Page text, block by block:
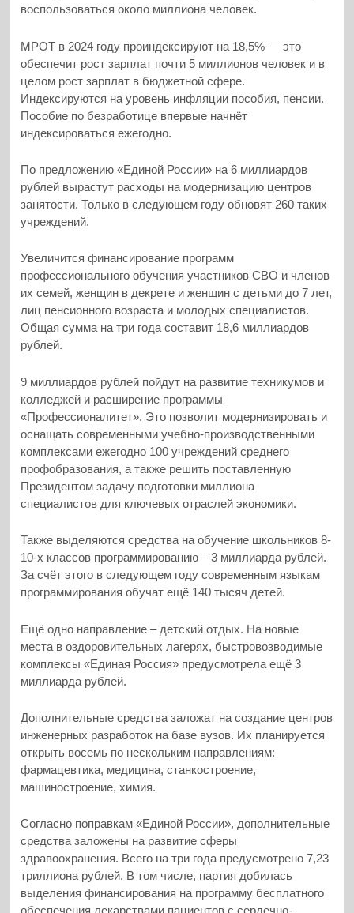
воспользоваться около миллиона человек.
МРОТ в 2024 году проиндексируют на 18,5% — это
обеспечит рост зарплат почти 5 миллионов человек и в
целом рост зарплат в бюджетной сфере.
Индексируются на уровень инфляции пособия, пенсии.
Пособие по безработице впервые начнёт
индексироваться ежегодно.
По предложению «Единой России» на 6 миллиардов
рублей вырастут расходы на модернизацию центров
занятости. Только в следующем году обновят 260 таких
учреждений.
Увеличится финансирование программ
профессионального обучения участников СВО и членов
их семей, женщин в декрете и женщин с детьми до 7 лет,
лиц пенсионного возраста и молодых специалистов.
Общая сумма на три года составит 18,6 миллиардов
рублей.
9 миллиардов рублей пойдут на развитие техникумов и
колледжей и расширение программы
«Профессионалитет». Это позволит модернизировать и
оснащать современными учебно-производственными
комплексами ежегодно 100 учреждений среднего
профобразования, а также решить поставленную
Президентом задачу подготовки миллиона
специалистов для ключевых отраслей экономики.
Также выделяются средства на обучение школьников 8-
10-х классов программированию – 3 миллиарда рублей.
За счёт этого в следующем году современным языкам
программирования обучат ещё 140 тысяч детей.
Ещё одно направление – детский отдых. На новые
места в оздоровительных лагерях, быстровозводимые
комплексы «Единая Россия» предусмотрела ещё 3
миллиарда рублей.
Дополнительные средства заложат на создание центров
инженерных разработок на базе вузов. Их планируется
открыть восемь по нескольким направлениям:
фармацевтика, медицина, станкостроение,
машиностроение, химия.
Согласно поправкам «Единой России», дополнительные
средства заложены на развитие сферы
здравоохранения. Всего на три года предусмотрено 7,23
триллиона рублей. В том числе, партия добилась
выделения финансирования на программу бесплатного